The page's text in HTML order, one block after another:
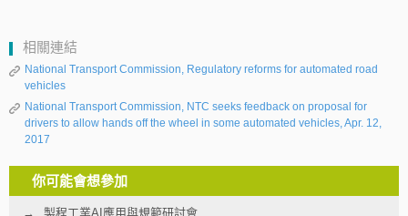
相關連結
National Transport Commission, Regulatory reforms for automated road
vehicles
National Transport Commission, NTC seeks feedback on proposal for
drivers to allow hands off the wheel in some automated vehicles, Apr. 12,
2017
你可能會想參加
製程工業AI應用與規範研討會